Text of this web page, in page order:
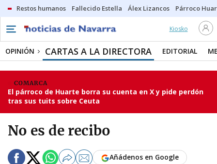
Restos humanos Fallecido Estella Álex Lizancos Párroco
Kiosko
OPINIÓN CARTAS A LA DIRECTORA EDITORIAL
COMARCA
El párroco de Huarte borra su cuenta en X y pide perdón
tras sus tuits sobre Ceuta
No es de recibo
Añádenos en Google